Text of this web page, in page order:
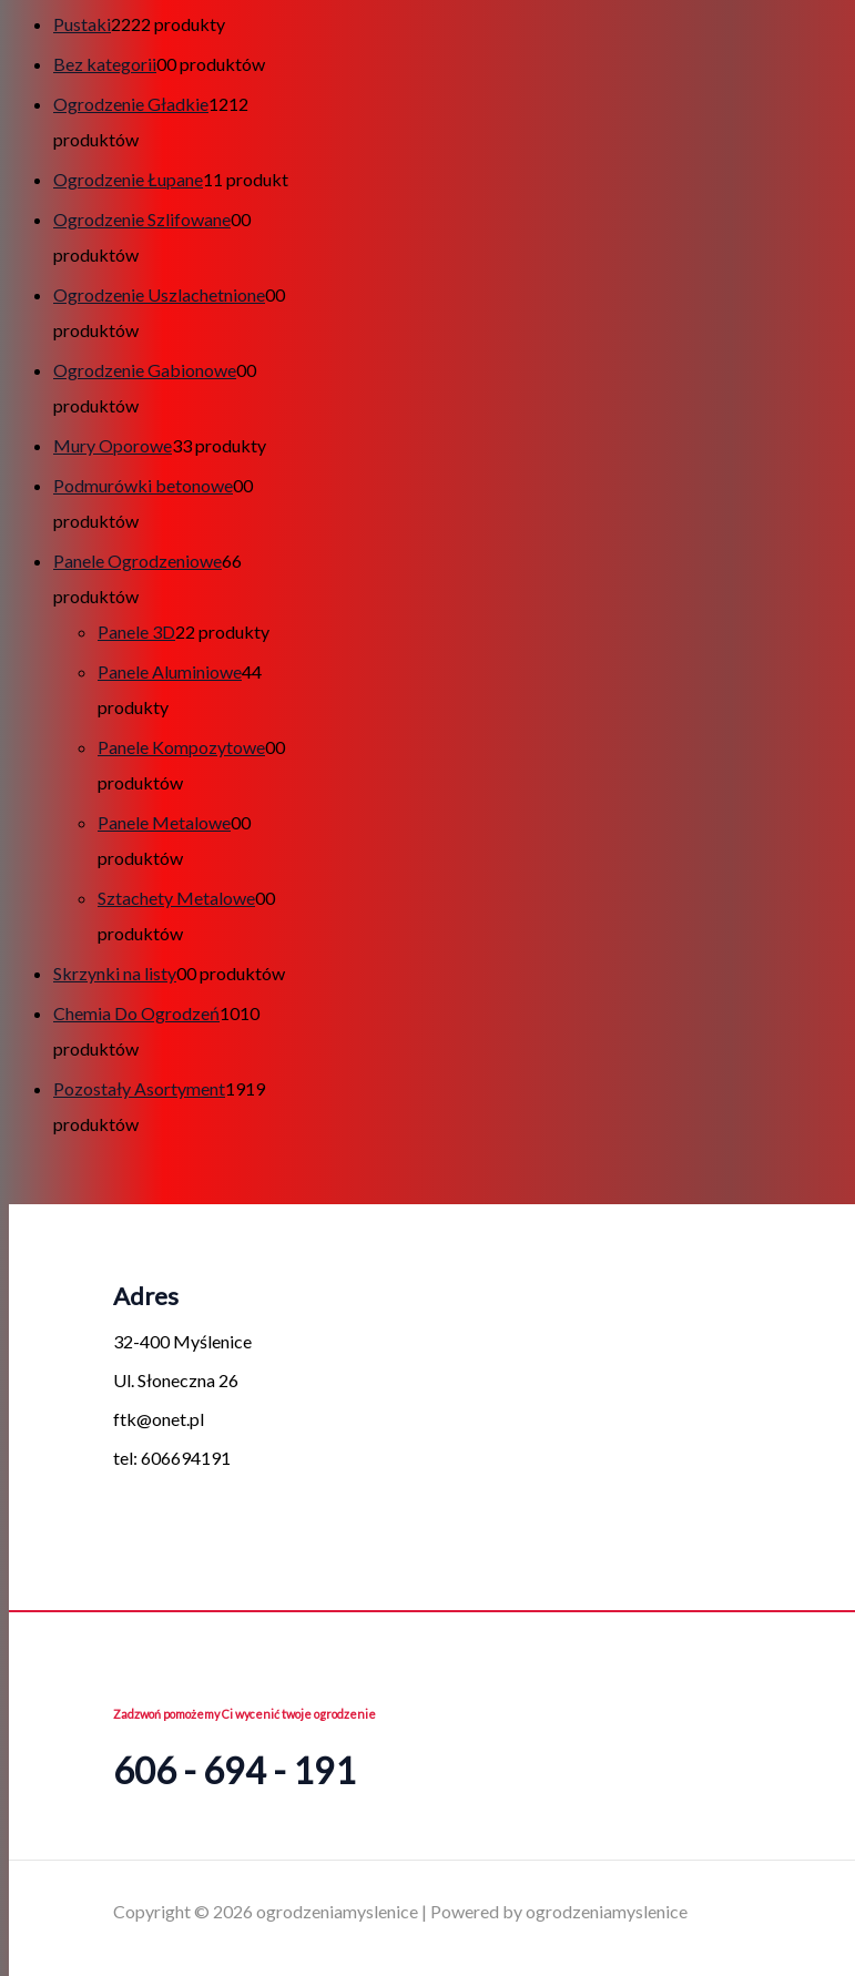
Pustaki2222 produkty
Bez kategorii00 produktów
Ogrodzenie Gładkie1212
produktów
Ogrodzenie Łupane11 produkt
Ogrodzenie Szlifowane00
produktów
Ogrodzenie Uszlachetnione00
produktów
Ogrodzenie Gabionowe00
produktów
Mury Oporowe33 produkty
Podmurówki betonowe00
produktów
Panele Ogrodzeniowe66
produktów
Panele 3D22 produkty
Panele Aluminiowe44
produkty
Panele Kompozytowe00
produktów
Panele Metalowe00
produktów
Sztachety Metalowe00
produktów
Skrzynki na listy00 produktów
Chemia Do Ogrodzeń1010
produktów
Pozostały Asortyment1919
produktów
Adres
32-400 Myślenice
Ul. Słoneczna 26
ftk@onet.pl
tel: 606694191
Zadzwoń pomożemy Ci wycenić twoje ogrodzenie
606 - 694 - 191
Copyright © 2026 ogrodzeniamyslenice | Powered by ogrodzeniamyslenice